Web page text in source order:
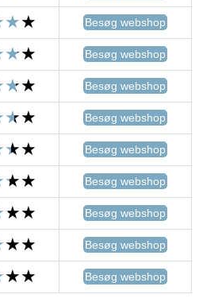
Besøg webshop
Besøg webshop
Besøg webshop
Besøg webshop
Besøg webshop
Besøg webshop
Besøg webshop
Besøg webshop
Besøg webshop